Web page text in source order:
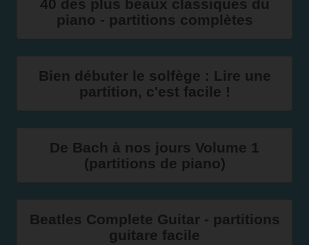
40 des plus beaux classiques du
piano - partitions complètes
Bien débuter le solfège : Lire une
partition, c'est facile !
De Bach à nos jours Volume 1
(partitions de piano)
Beatles Complete Guitar - partitions
guitare facile